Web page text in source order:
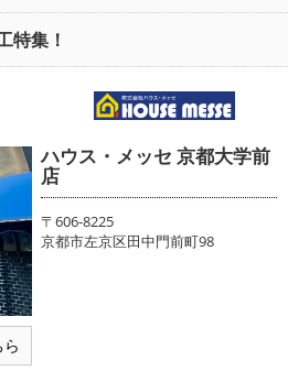
特集！
ハウス・メッセ 京都大学前
店
〒606-8225
京都市左京区田中門前町98